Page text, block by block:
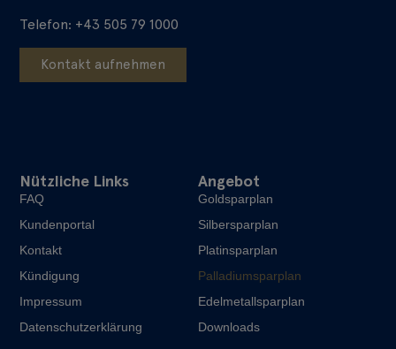
Angebot
Goldsparplan
Silbersparplan
Platinsparplan
Palladiumsparplan
Edelmetallsparplan
Downloads
Nützliche Links
FAQ
Kundenportal
Kontakt
Kündigung
Impressum
Datenschutzerklärung
Telefon: +43 505 79 1000
Kontakt aufnehmen